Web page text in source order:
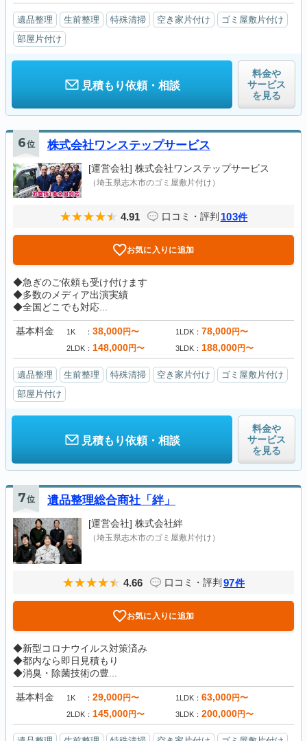
遺品整理 生前整理 特殊清掃 空き家片付け
ゴミ屋敷片付け
部屋片付け
見積もり依頼・相談
料金や
サービス
を見る
6位 株式会社ワンステップサービス
[運営会社] 株式会社ワンステップサービス
（埼玉県志木市のゴミ屋敷片付け）
4.91 口コミ・評判 103件
お気に入りに追加
◆急ぎのご依頼も受け付けます
◆多数のメディア出演実績
◆全国どこでも対応...
基本料金 1K 38,000円〜 1LDK 78,000円〜
2LDK 148,000円〜 3LDK 188,000円〜
遺品整理 生前整理 特殊清掃 空き家片付け
ゴミ屋敷片付け
部屋片付け
見積もり依頼・相談
料金や
サービス
を見る
7位 遺品整理総合商社「絆」
[運営会社] 株式会社絆
（埼玉県志木市のゴミ屋敷片付け）
4.66 口コミ・評判 97件
お気に入りに追加
◆新型コロナウイルス対策済み
◆都内なら即日見積もり
◆消臭・除菌技術の豊...
基本料金 1K 29,000円〜 1LDK 63,000円〜
2LDK 145,000円〜 3LDK 200,000円〜